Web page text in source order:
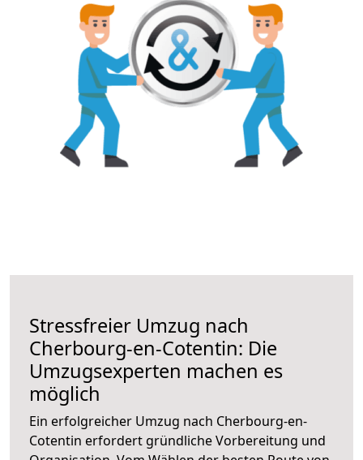
Stressfreier Umzug nach
Cherbourg-en-Cotentin: Die
Umzugsexperten machen es
möglich
Ein erfolgreicher Umzug nach Cherbourg-en-
Cotentin erfordert gründliche Vorbereitung und